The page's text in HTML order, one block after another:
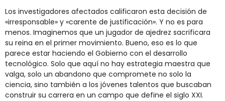
Los investigadores afectados calificaron esta decisión de
«irresponsable» y «carente de justificación». Y no es para
menos. Imaginemos que un jugador de ajedrez sacrificara
su reina en el primer movimiento. Bueno, eso es lo que
parece estar haciendo el Gobierno con el desarrollo
tecnológico. Solo que aquí no hay estrategia maestra que
valga, solo un abandono que compromete no solo la
ciencia, sino también a los jóvenes talentos que buscaban
construir su carrera en un campo que define el siglo XXI.